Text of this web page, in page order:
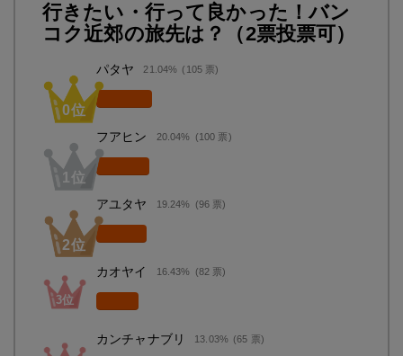
行きたい・行って良かった！バン
コク近郊の旅先は？（2票投票可）
パタヤ 21.04% (105 票)
フアヒン 20.04% (100 票)
アユタヤ 19.24% (96 票)
カオヤイ 16.43% (82 票)
カンチャナブリ 13.03% (65 票)